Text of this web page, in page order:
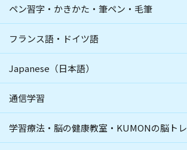
ペン習字・かきかた・筆ペン・毛筆
フランス語・ドイツ語
Japanese（日本語）
通信学習
学習療法・脳の健康教室・KUMONの脳トレ